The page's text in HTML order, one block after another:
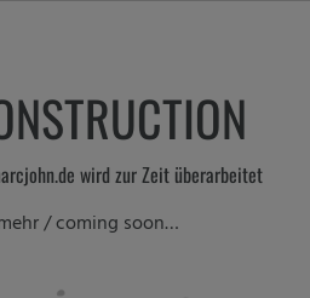
wird zur Zeit überarbeitet
/ coming soon…